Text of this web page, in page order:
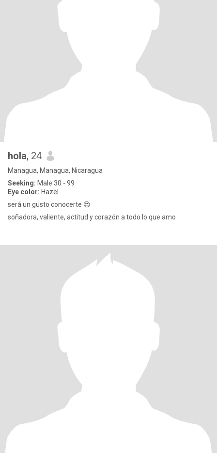
hola, 24
Managua, Managua, Nicaragua
Seeking: Male 30 - 99
Eye color: Hazel
será un gusto conocerte 😍
soñadora, valiente, actitud y corazón a todo lo que amo